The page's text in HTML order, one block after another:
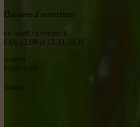
Horaires d'ouverture:
du lundi au vendredi
8:00-12:00 et 13:00-18:00
samedi
8:00-18:00
Social